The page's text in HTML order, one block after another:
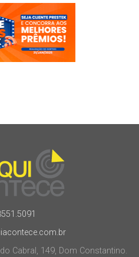
Cabral, 149, Dom Constantino.